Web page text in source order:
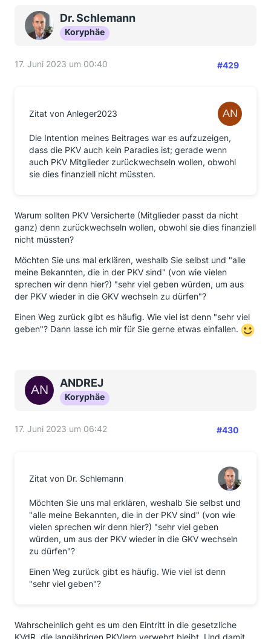
Dr. Schlemann
Koryphäe
17. Juni 2023 um 00:40 #429
Zitat von Anleger2023
Die Intention meines Beitrages war es aufzuzeigen,
dass die PKV auch kein Paradies ist; gerade wenn
auch PKV Mitglieder zurückwechseln wollen, obwohl
sie dies finanziell nicht müssten.
Warum sollten PKV Versicherte (Mitglieder passt da nicht
ganz) denn zurückwechseln wollen, obwohl sie dies finanziell
nicht müssten?
Möchten Sie uns mal erklären, weshalb Sie selbst und "alle
meine Bekannten, die in der PKV sind" (von wie vielen
sprechen wir denn hier?) "sehr viel geben würden, um aus
der PKV wieder in die GKV wechseln zu dürfen"?
Einen Weg zurück gibt es häufig. Wie viel ist denn "sehr viel
geben"? Dann lasse ich mir für Sie gerne etwas einfallen.
ANDREJ
Koryphäe
17. Juni 2023 um 06:42 #430
Zitat von Dr. Schlemann
Möchten Sie uns mal erklären, weshalb Sie selbst und
"alle meine Bekannten, die in der PKV sind" (von wie
vielen sprechen wir denn hier?) "sehr viel geben
würden, um aus der PKV wieder in die GKV wechseln
zu dürfen"?
Einen Weg zurück gibt es häufig. Wie viel ist denn
"sehr viel geben"?
Wahrscheinlich geht es um den Eintritt in die gesetzliche
KVdR, die langjährigen PKVlern verwehrt bleibt. Und damit